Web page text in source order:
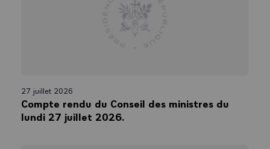
27 juillet 2026
Compte rendu du Conseil des ministres du
lundi 27 juillet 2026.